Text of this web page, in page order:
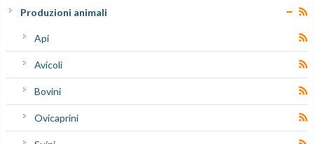
Produzioni animali
Api
Avicoli
Bovini
Ovicaprini